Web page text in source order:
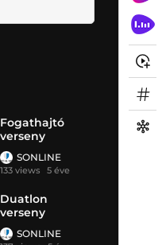
Fogathajtó
verseny
Balatonbogláro
n
SONLINE
133 views 5 éve
Duatlon
verseny
Balatonbogláro
n
SONLINE